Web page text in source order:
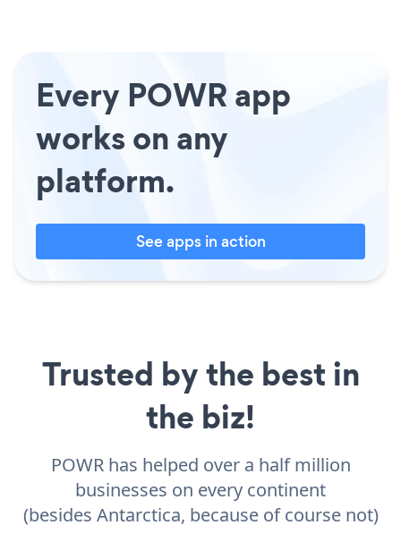
Every POWR app
works on any
platform.
See apps in action
Trusted by the best in
the biz!
POWR has helped over a half million
businesses on every continent
(besides Antarctica, because of course not)